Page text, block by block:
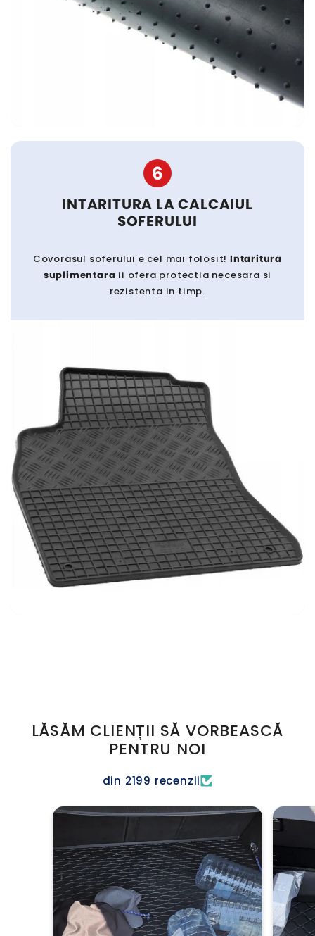
6
INTARITURA LA CALCAIUL
SOFERULUI
Covorasul soferului e cel mai folosit!Intaritura
suplimentara ii ofera protectia necesara si
rezistenta in timp.
LĂSĂM CLIENȚII SĂ VORBEASCĂ
PENTRU NOI
din 2199 recenzii